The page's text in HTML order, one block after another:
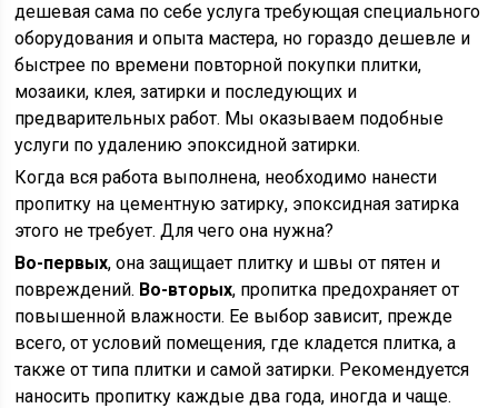
дешевая сама по себе услуга требующая специального
оборудования и опыта мастера, но гораздо дешевле и
быстрее по времени повторной покупки плитки,
мозаики, клея, затирки и последующих и
предварительных работ. Мы оказываем подобные
услуги по удалению эпоксидной затирки.
Когда вся работа выполнена, необходимо нанести
пропитку на цементную затирку, эпоксидная затирка
этого не требует. Для чего она нужна?
Во-первых, она защищает плитку и швы от пятен и
повреждений. Во-вторых, пропитка предохраняет от
повышенной влажности. Ее выбор зависит, прежде
всего, от условий помещения, где кладется плитка, а
также от типа плитки и самой затирки. Рекомендуется
наносить пропитку каждые два года, иногда и чаще.